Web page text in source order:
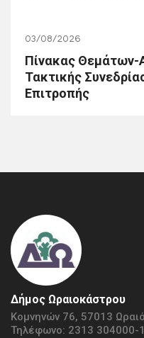
03/08/2026
Πίνακας
Τακτικής
Επιτροπής
Δήμος Ωραιοκάστρου
Κομνηνών 76, 57013
Τηλέφωνο: 2313 304000-1